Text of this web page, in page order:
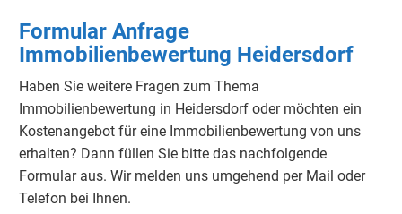
Formular Anfrage
Immobilienbewertung Heidersdorf
Haben Sie weitere Fragen zum Thema
Immobilienbewertung in Heidersdorf oder möchten ein
Kostenangebot für eine Immobilienbewertung von uns
erhalten? Dann füllen Sie bitte das nachfolgende
Formular aus. Wir melden uns umgehend per Mail oder
Telefon bei Ihnen.